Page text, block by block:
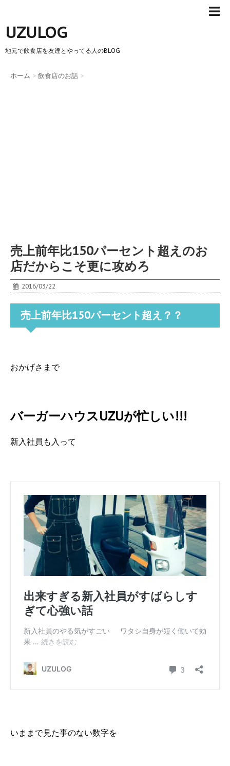
UZULOG
地元で飲食店を友達とやってる人のBLOG
ホーム > 飲食店のお話 >
売上前年比150パーセント超えのお
店だからこそ更に攻めろ
2016/03/22
売上前年比150パーセント超え？？
おかげさまで
バーガーハウスUZUが忙しい!!!
新入社員も入って
いままで見た事のない数字を